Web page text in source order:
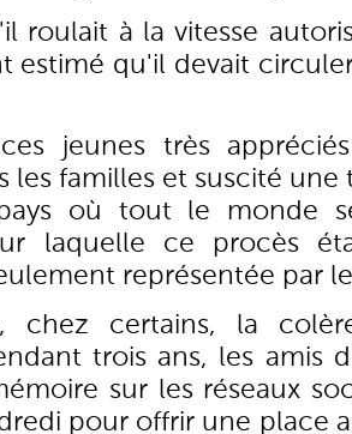
roulait à la vitesse
estimé qu'il devait
jeunes très
les familles et suscité
où tout le monde
laquelle ce procès
représentée par
chez certains, la
trois ans, les amis
sur les réseaux
pour offrir une place